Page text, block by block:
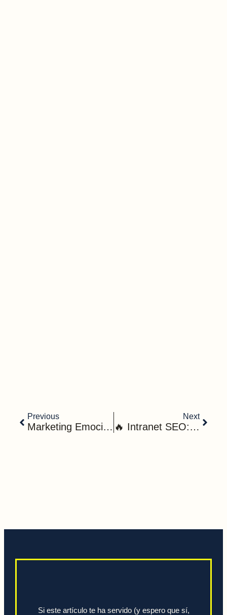
Previous
Marketing Emocional: La Estrategia Que Hace Que La Gente Te Compre Sin Pensarlo
Next
🔥 Intranet SEO: El Secreto Nº1 Mejor Guardado Que Nadie Te Ha Contado
Si este artículo te ha servido (y espero que sí,